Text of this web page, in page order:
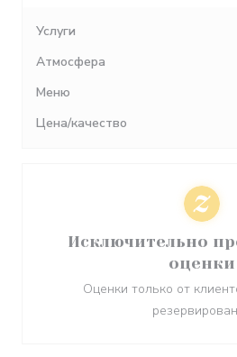
Услуги
Атмосфера
Меню
Цена/качество
Исключительно
оценки
Оценки только от